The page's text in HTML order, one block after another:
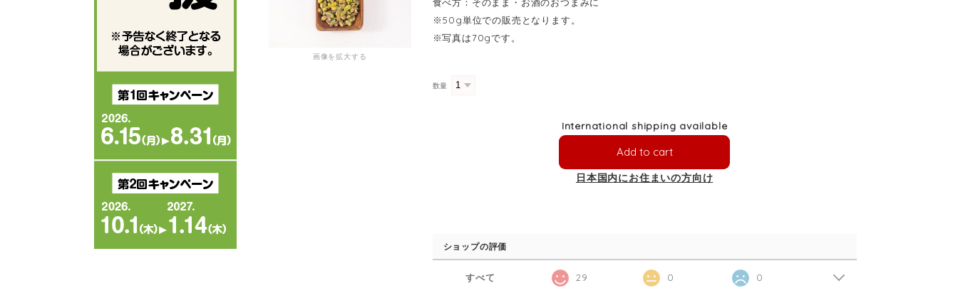
画像を拡大する
※50g単位での販売となります。
※写真は70gです。
数量
International shipping available
Add to cart
日本国内にお住まいの方向け
ショップの評価
すべて 29 0 0